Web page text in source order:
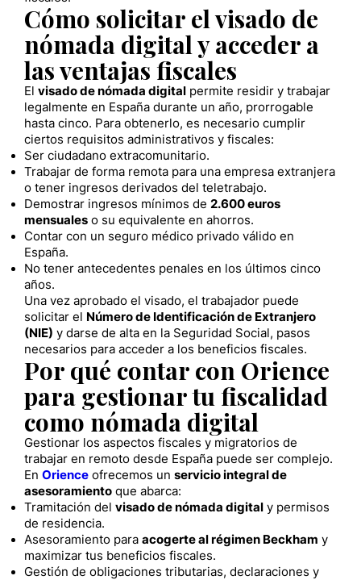
Cómo solicitar el visado de
nómada digital y acceder a
las ventajas fiscales
El visado de nómada digital permite residir y trabajar
legalmente en España durante un año, prorrogable
hasta cinco. Para obtenerlo, es necesario cumplir
ciertos requisitos administrativos y fiscales:
Ser ciudadano extracomunitario.
Trabajar de forma remota para una empresa extranjera
o tener ingresos derivados del teletrabajo.
Demostrar ingresos mínimos de 2.600 euros
mensuales o su equivalente en ahorros.
Contar con un seguro médico privado válido en
España.
No tener antecedentes penales en los últimos cinco
años.
Una vez aprobado el visado, el trabajador puede
solicitar el Número de Identificación de Extranjero
(NIE) y darse de alta en la Seguridad Social, pasos
necesarios para acceder a los beneficios fiscales.
Por qué contar con Orience
para gestionar tu fiscalidad
como nómada digital
Gestionar los aspectos fiscales y migratorios de
trabajar en remoto desde España puede ser complejo.
En Orience ofrecemos un servicio integral de
asesoramiento que abarca:
Tramitación del visado de nómada digital y permisos
de residencia.
Asesoramiento para acogerte al régimen Beckham y
maximizar tus beneficios fiscales.
Gestión de obligaciones tributarias, declaraciones y